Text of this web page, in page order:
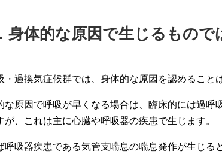
身体的な原因で生じるもので
・過換気症候群では、身体的な原因を認めること
な原因で呼吸が早くなる場合は、臨床的には過呼
が、これは主に心臓や呼吸器の疾患で生じます。
呼吸器疾患である気管支喘息の喘息発作が生じる